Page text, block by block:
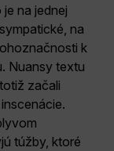
na jednej
na
k
Nuansy textu
začali
túžby, ktoré